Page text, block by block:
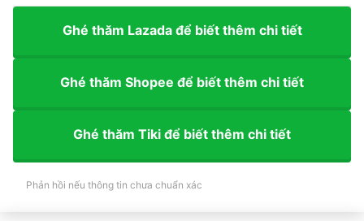
Ghé thăm Lazada để biết thêm chi tiết
Ghé thăm Shopee để biết thêm chi tiết
Ghé thăm Tiki để biết thêm chi tiết
Phản hồi nếu thông tin chưa chuẩn xác